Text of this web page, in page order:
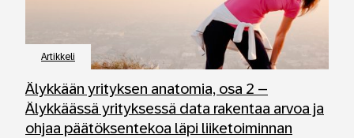
Artikkeli
Älykkään yrityksen anatomia, osa 2 –
Älykkäässä yrityksessä data rakentaa arvoa ja
ohjaa päätöksentekoa läpi liiketoiminnan